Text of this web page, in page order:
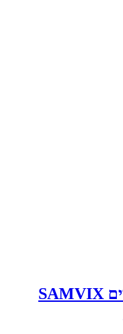
שעון נגן חכם סמארט טיים SAMVIX